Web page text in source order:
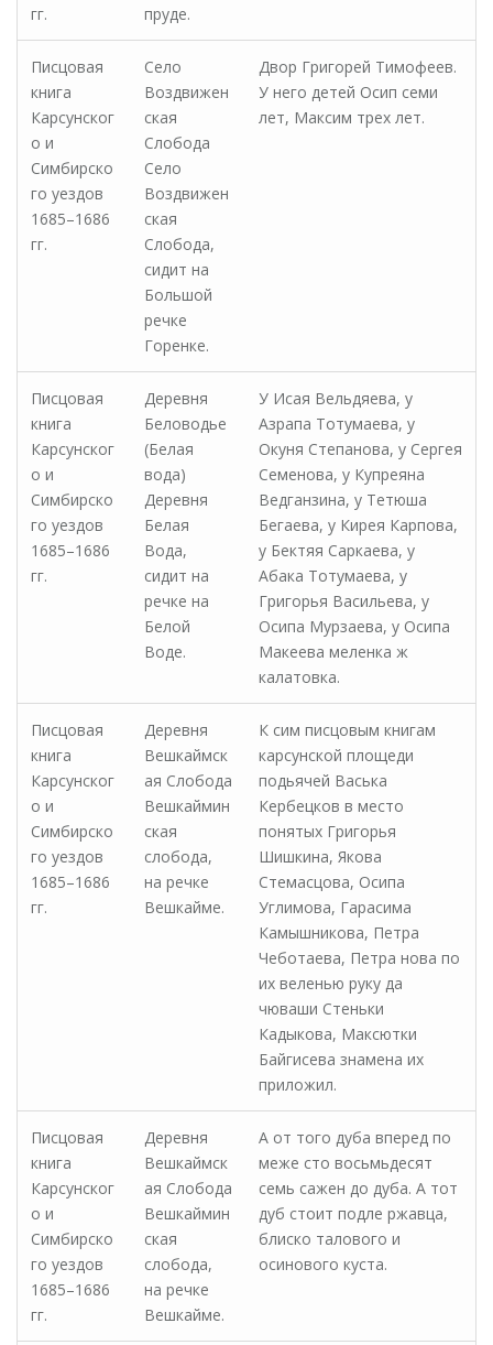
гг.
пруде.
Писцовая
книга
Карсунског
о и
Симбирско
го уездов
1685–1686
гг.
Село
Воздвижен
ская
Слобода
Село
Воздвижен
ская
Слобода,
сидит на
Большой
речке
Горенке.
Двор Григорей Тимофеев.
У него детей Осип семи
лет, Максим трех лет.
Писцовая
книга
Карсунског
о и
Симбирско
го уездов
1685–1686
гг.
Деревня
Беловодье
(Белая
вода)
Деревня
Белая
Вода,
сидит на
речке на
Белой
Воде.
У Исая Вельдяева, у
Азрапа Тотумаева, у
Окуня Степанова, у Сергея
Семенова, у Купреяна
Ведганзина, у Тетюша
Бегаева, у Кирея Карпова,
у Бектяя Саркаева, у
Абака Тотумаева, у
Григорья Васильева, у
Осипа Мурзаева, у Осипа
Макеева меленка ж
калатовка.
Писцовая
книга
Карсунског
о и
Симбирско
го уездов
1685–1686
гг.
Деревня
Вешкаймск
ая Слобода
Вешкаймин
ская
слобода,
на речке
Вешкайме.
К сим писцовым книгам
карсунской площеди
подьячей Васька
Кербецков в место
понятых Григорья
Шишкина, Якова
Стемасцова, Осипа
Углимова, Гарасима
Камышникова, Петра
Чеботаева, Петра нова по
их веленью руку да
чюваши Стеньки
Кадыкова, Максютки
Байгисева знамена их
приложил.
Писцовая
книга
Карсунског
о и
Симбирско
го уездов
1685–1686
гг.
Деревня
Вешкаймск
ая Слобода
Вешкаймин
ская
слобода,
на речке
Вешкайме.
А от того дуба вперед по
меже сто восьмьдесят
семь сажен до дуба. А тот
дуб стоит подле ржавца,
блиско талового и
осинового куста.